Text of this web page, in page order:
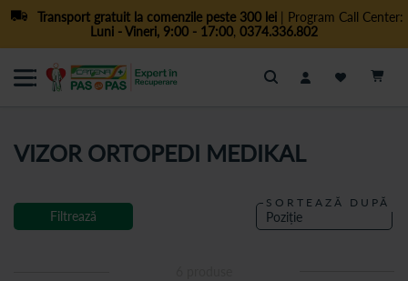
Transport gratuit la comenzile peste 300 lei| Program Call Center:
Luni - Vineri, 9:00 - 17:00, 0374.336.802
Cautare
VIZOR ORTOPEDI MEDIKAL
SORTEAZĂ DUPĂ
Filtrează